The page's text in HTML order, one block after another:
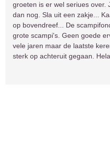
groeten is er wel seriues over.
dan nog. Sla uit een zakje...
op bovendreef... De
grote scampi's. Geen goede
vele jaren maar de laatste
sterk op achteruit gegaan.